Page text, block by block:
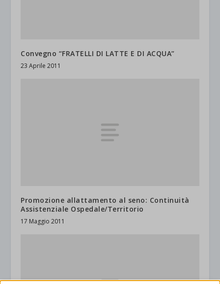
Convegno “FRATELLI DI LATTE E DI ACQUA”
23 Aprile 2011
Promozione allattamento al seno: Continuità
Assistenziale Ospedale/Territorio
17 Maggio 2011